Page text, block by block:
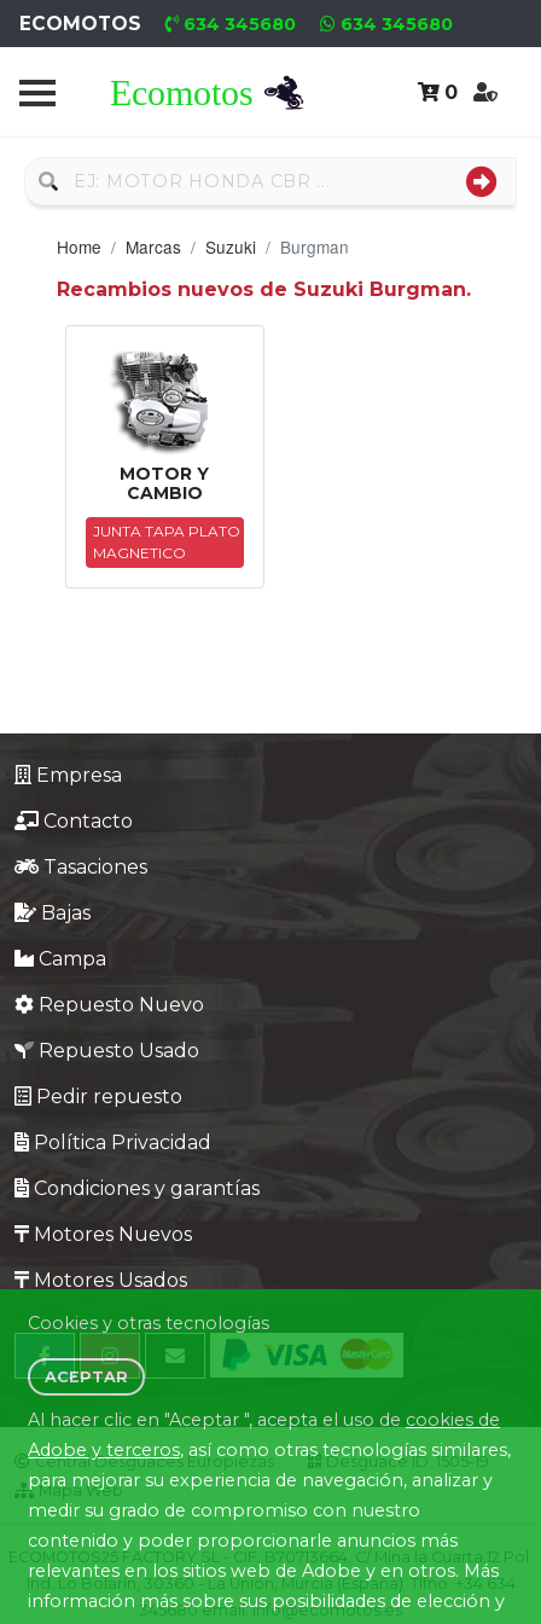
ECOMOTOS 634 345680 634 345680
0
Home
Usado
Neumáticos
Campa
Motores
Nuevos
Motores
Usados
Tasaciones
Home Marcas Suzuki Burgman
Recambios nuevos de Suzuki Burgman.
MOTOR Y
CAMBIO
JUNTA TAPA PLATO
MAGNETICO
Empresa
Contacto
Tasaciones
Bajas
Campa
Repuesto Nuevo
Repuesto Usado
Pedir repuesto
Política Privacidad
Condiciones y garantías
Motores Nuevos
Motores Usados
Central Desguaces Europiezas
Desguace ID. 1505-19
Mapa Web
ECOMOTOS25 FACTORY SL - CIF: B70713664. C/ Mina la Cuarta,12 Pol.
Ind. Lo Bolarín, 30360 - La Union, Murcia (España). Tlfno. +34 634
345680 email: info@ecomotos.es
Cookies y otras tecnologías
ACEPTAR
Al hacer clic en "Aceptar ", acepta el uso de cookies de
Adobe y terceros, así como otras tecnologías similares,
para mejorar su experiencia de navegación, analizar y
medir su grado de compromiso con nuestro
contenido y poder proporcionarle anuncios más
relevantes en los sitios web de Adobe y en otros. Más
información más sobre sus posibilidades de elección y